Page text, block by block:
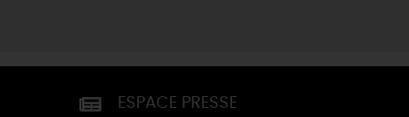
ESPACE PRESSE